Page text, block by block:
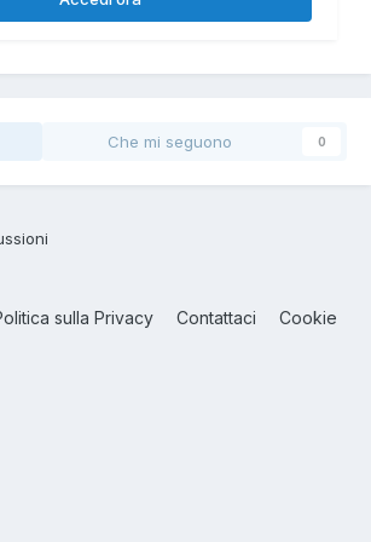
Che mi seguono 0
sulla Privacy Contattaci Cookie